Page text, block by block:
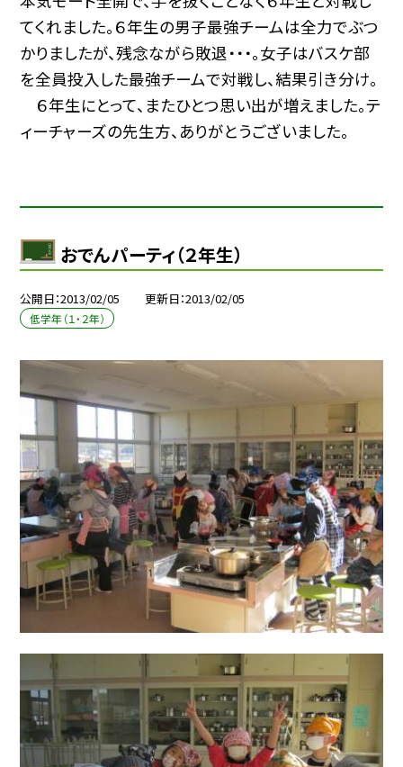
てくれました。６年生の男子最強チームは全力でぶつ
かりましたが、残念ながら敗退・・・。女子はバスケ部
を全員投入した最強チームで対戦し、結果引き分け。
６年生にとって、またひとつ思い出が増えました。テ
ィーチャーズの先生方、ありがとうございました。
おでんパーティ（２年生）
公開日 2013/02/05 更新日 2013/02/05
低学年（１・２年）